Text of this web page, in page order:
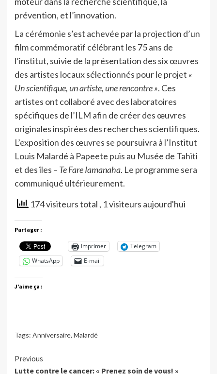
prévention, et l’innovation.
La cérémonie s’est achevée par la projection d’un
film commémoratif célébrant les 75 ans de
l’institut, suivie de la présentation des six œuvres
des artistes locaux sélectionnés pour le projet «
Un scientifique, un artiste, une rencontre ». Ces
artistes ont collaboré avec des laboratoires
spécifiques de l’ILM afin de créer des œuvres
originales inspirées des recherches scientifiques.
L’exposition des œuvres se poursuivra à l’Institut
Louis Malardé à Papeete puis au Musée de Tahiti
et des îles – Te Fare Iamanaha. Le programme sera
communiqué ultérieurement.
174 visiteurs total , 1 visiteurs aujourd'hui
Partager :
Imprimer
Telegram
WhatsApp
E-mail
J’aime ça :
Tags: Anniversaire, Malardé
Continue
Previous
Lutte contre le cancer: « Prenez soin de vous! »